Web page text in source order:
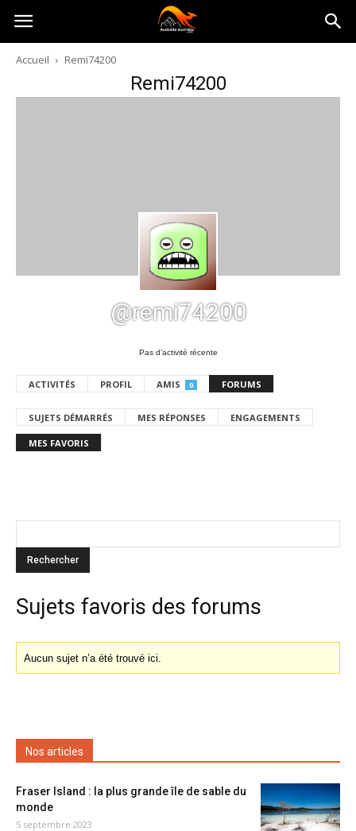
Australia-
australie.com
Accueil Remi74200
Remi74200
@remi74200
Pas d’activité récente
ACTIVITÉS PROFIL AMIS 0 FORUMS
SUJETS DÉMARRÉS MES RÉPONSES ENGAGEMENTS
MES FAVORIS
Sujets favoris des forums
Aucun sujet n’a été trouvé ici.
Nos articles
Fraser Island : la plus grande île de sable du
monde
5 septembre 2023